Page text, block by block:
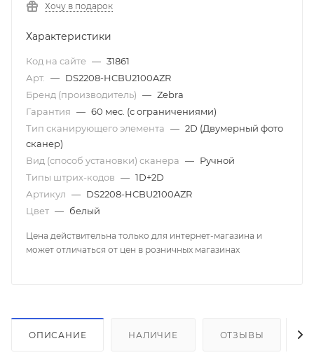
Хочу в подарок
Характеристики
Код на сайте — 31861
Арт. — DS2208-HCBU2100AZR
Бренд (производитель) — Zebra
Гарантия — 60 мес. (с ограничениями)
Тип сканирующего элемента — 2D (Двумерный фото
сканер)
Вид (способ установки) сканера — Ручной
Типы штрих-кодов — 1D+2D
Артикул — DS2208-HCBU2100AZR
Цвет — белый
Цена действительна только для интернет-магазина и
может отличаться от цен в розничных магазинах
ОПИСАНИЕ НАЛИЧИЕ ОТЗЫВЫ